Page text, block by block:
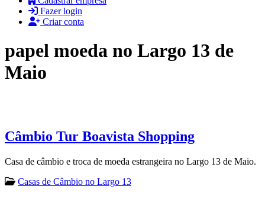
Fazer login
Criar conta
papel moeda no Largo 13 de
Maio
Câmbio Tur Boavista Shopping
Casa de câmbio e troca de moeda estrangeira no Largo 13 de Maio.
Casas de Câmbio no Largo 13